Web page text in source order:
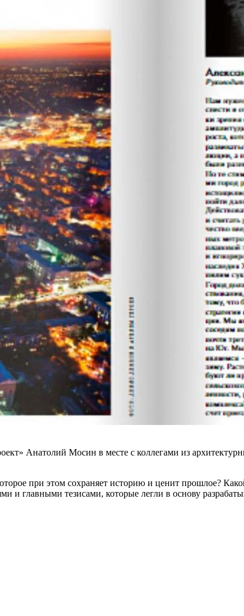
Анатолий Мосин в месте с коллегами из
при этом сохраняет историю и ценит прошлое?
главными тезисами, которые легли в основу